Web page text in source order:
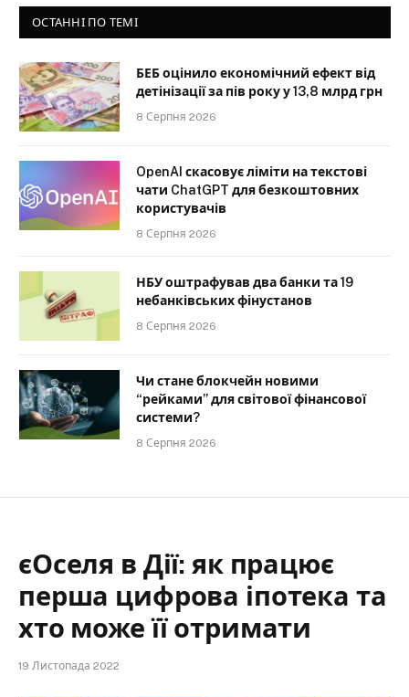
ОСТАННІ ПО ТЕМІ
БЕБ оцінило економічний ефект від
детінізації за пів року у 13,8 млрд грн
8 Серпня 2026
OpenAI скасовує ліміти на текстові
чати ChatGPT для безкоштовних
користувачів
8 Серпня 2026
НБУ оштрафував два банки та 19
небанківських фінустанов
8 Серпня 2026
Чи стане блокчейн новими
“рейками” для світової фінансової
системи?
8 Серпня 2026
єОселя в Дії: як працює
перша цифрова іпотека та
хто може її отримати
19 Листопада 2022